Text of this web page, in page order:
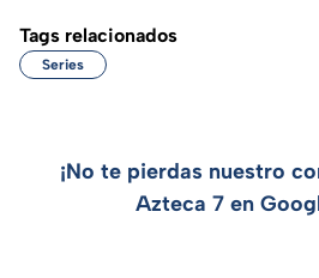
Tags relacionados
Series
¡No te pierdas nuestro
Azteca 7 en